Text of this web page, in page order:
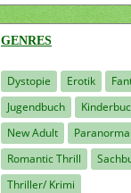
GENRES
Dystopie Erotik
Jugendbuch
New Adult
Romantic Thrill
Thriller/ Krimi